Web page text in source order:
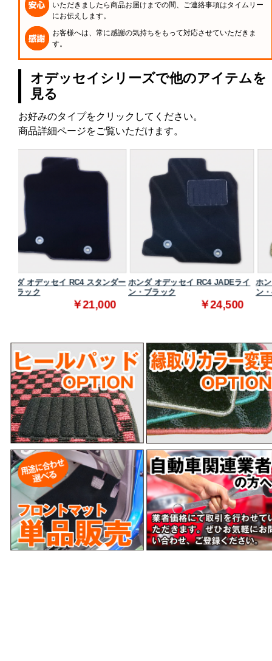
いただきましたら商品お届けまでの間、ご連絡事項はタイムリー
にお伝えします。
お客様へは、常に感謝の気持ちをもって対応させていただきま
す。
オデッセイシリーズで他のアイテムを
見る
お好みのタイプをクリックしてください。
商品詳細ページをご覧いただけます。
ダー ホンダ オデッセイ RC4 JADEライ
ン・ブラック
￥24,500
ホンダ オデッセイ RC4 JADEラ
ン・ベージュ
￥24,500